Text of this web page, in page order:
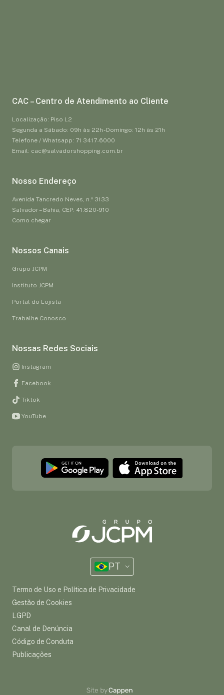
CAC – Centro de Atendimento ao Cliente
Localização: Piso L2
Segunda a Sábado: 09h às 22h - Domingo: 12h às 21h
Telefone / Whatsapp: 71 3417-6000
Email: cac@salvadorshopping.com.br
Nosso Endereço
Avenida Tancredo Neves, n.º 3133
Salvador – Bahia, CEP: 41.820-910
Como chegar
Nossos Canais
Grupo JCPM
Instituto JCPM
Portal do Lojista
Trabalhe Conosco
Nossas Redes Sociais
Instagram
Facebook
Tiktok
YouTube
PT
Termo de Uso e Política de Privacidade
Gestão de Cookies
LGPD
Canal de Denúncia
Código de Conduta
Publicações